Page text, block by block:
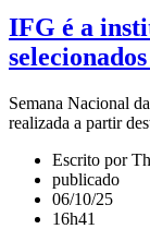
IFG é a
Semana Nacional
realizada a partir
Escrito por
publicado
06/10/25
16h41